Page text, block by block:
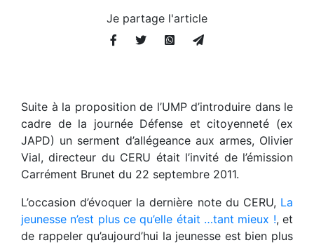
Je partage l'article
Suite à la proposition de l’UMP d’introduire dans le
cadre de la journée Défense et citoyenneté (ex
JAPD) un serment d’allégeance aux armes, Olivier
Vial, directeur du CERU était l’invité de l’émission
Carrément Brunet du 22 septembre 2011.
L’occasion d’évoquer la dernière note du CERU, La
jeunesse n’est plus ce qu’elle était …tant mieux !, et
de rappeler qu’aujourd’hui la jeunesse est bien plus